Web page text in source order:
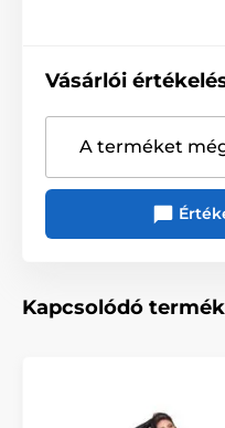
Vásárlói
A terméket
Kapcsolódó